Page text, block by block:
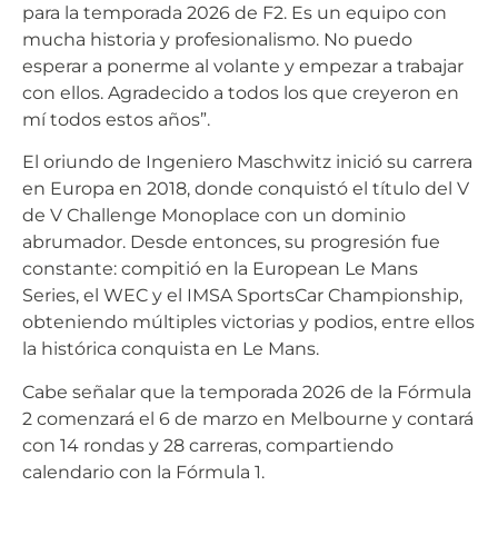
para la temporada 2026 de F2. Es un equipo con
mucha historia y profesionalismo. No puedo
esperar a ponerme al volante y empezar a trabajar
con ellos. Agradecido a todos los que creyeron en
mí todos estos años”.
El oriundo de Ingeniero Maschwitz inició su carrera
en Europa en 2018, donde conquistó el título del V
de V Challenge Monoplace con un dominio
abrumador. Desde entonces, su progresión fue
constante: compitió en la European Le Mans
Series, el WEC y el IMSA SportsCar Championship,
obteniendo múltiples victorias y podios, entre ellos
la histórica conquista en Le Mans.
Cabe señalar que la temporada 2026 de la Fórmula
2 comenzará el 6 de marzo en Melbourne y contará
con 14 rondas y 28 carreras, compartiendo
calendario con la Fórmula 1.